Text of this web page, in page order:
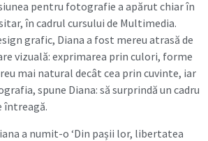
pentru fotografie a apărut chiar în
în cadrul cursului de Multimedia.
grafic, Diana a fost mereu atrasă de
vizuală: exprimarea prin culori, forme
mai natural decât cea prin cuvinte, iar
spune Diana: să surprindă un cadru
întreagă.
a numit-o ‘Din pașii lor, libertatea